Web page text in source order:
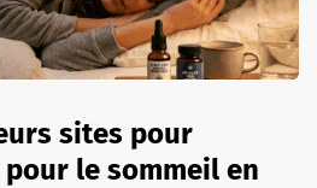
sites pour
pour le sommeil en